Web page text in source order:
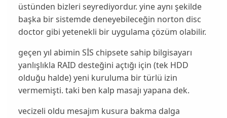
üstünden bizleri seyrediyordur. yine aynı şekilde
başka bir sistemde deneyebileceğin norton disc
doctor gibi yetenekli bir uygulama çözüm olabilir.
geçen yıl abimin SİS chipsete sahip bilgisayarı
yanlışlıkla RAID desteğini açtığı için (tek HDD
olduğu halde) yeni kuruluma bir türlü izin
vermemişti. taki ben kalp masajı yapana dek.
vecizeli oldu mesajım kusura bakma dalga